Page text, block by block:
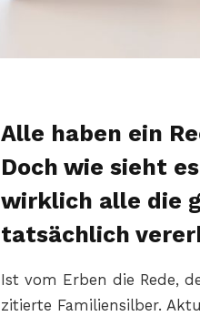
Alle haben ein
Doch wie sieht
wirklich alle die
tatsächlich
Ist vom Erben die Rede,
zitierte Familiensilber.